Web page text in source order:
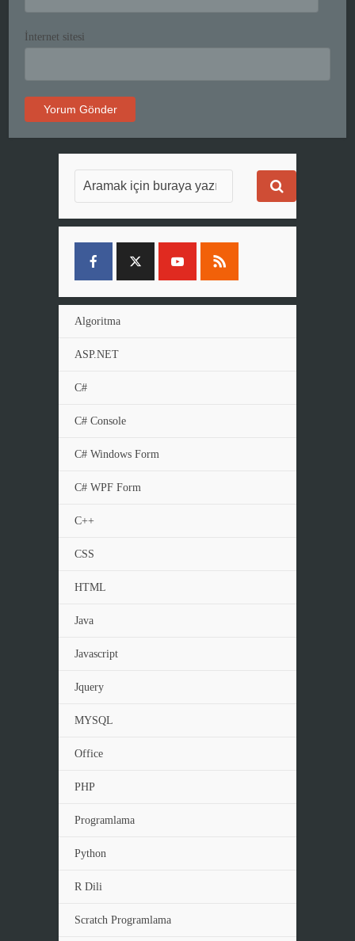
İnternet sitesi
Algoritma
ASP.NET
C#
C# Console
C# Windows Form
C# WPF Form
C++
CSS
HTML
Java
Javascript
Jquery
MYSQL
Office
PHP
Programlama
Python
R Dili
Scratch Programlama